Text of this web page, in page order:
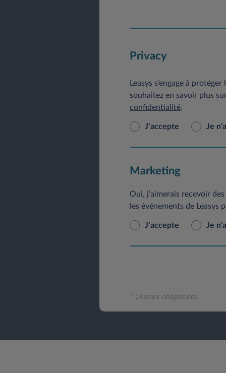
Privacy
Leasys s’engage à
souhaitez en savoir plus
confidentialité.
J’accepte Je
Marketing
Oui, j’aimerais recevoir
les événements de Leasys
J’accepte Je
* Champs obligatoires